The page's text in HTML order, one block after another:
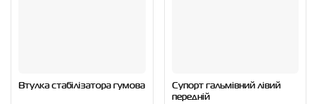
Втулка стабілізатора гумова
Супорт гальмівний лівий
передній